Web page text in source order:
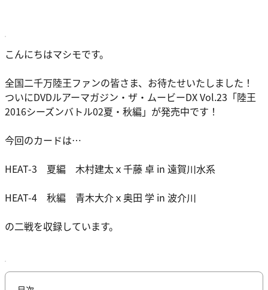
こんにちはマシモです。
全国二千万陸王ファンの皆さま、お待たせいたしました！
ついにDVDルアーマガジン・ザ・ムービーDX Vol.23「陸王
2016シーズンバトル02夏・秋編」が発売中です！
今回のカードは…
HEAT-3 夏編 木村建太ｘ千藤 卓 in 遠賀川水系
HEAT-4 秋編 青木大介ｘ奥田 学 in 波介川
の二戦を収録しています。